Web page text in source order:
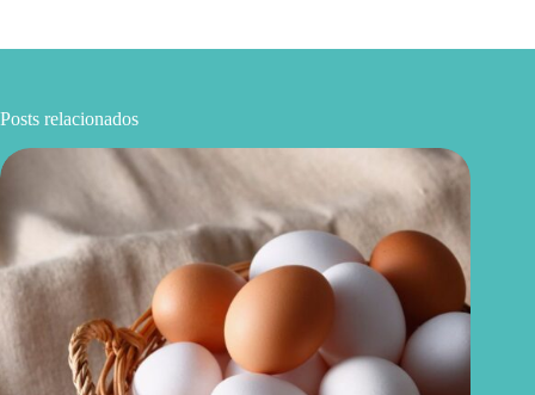
Posts relacionados